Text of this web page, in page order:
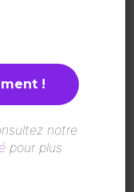
notre
pour plus